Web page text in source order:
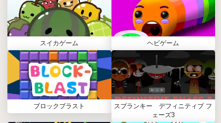
スイカゲーム ヘビゲーム
ブロックブラスト
スプランキー デフィニティブ フ
ェーズ3